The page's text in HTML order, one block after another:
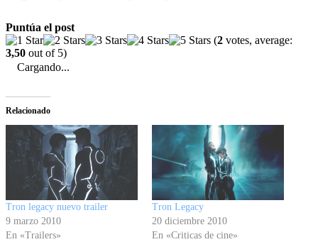
Puntúa el post
(2 votes, average:
3,50 out of 5)
Cargando...
Relacionado
Tron legacy nuevo trailer
9 marzo 2010
En «Trailers»
Tron Legacy
20 diciembre 2010
En «Criticas de cine»